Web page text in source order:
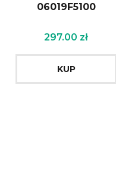
06019F5100
297.00 zł
KUP